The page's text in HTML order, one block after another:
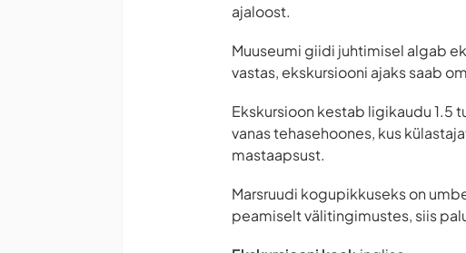
ajaloost.
Muuseumi giidi juhtimisel algab
vastas, ekskursiooni ajaks saab
Ekskursioon kestab ligikaudu 1.5
vanas tehasehoones, kus
mastaapsust.
Marsruudi kogupikkuseks on
peamiselt välitingimustes, siis